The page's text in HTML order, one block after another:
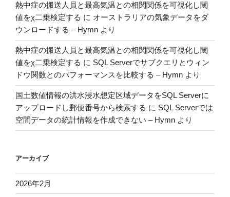
熱中症の搬送人員と最高気温との相関関係を可視化し閾
値をχ二乗検定する に オーストラリアの気象データをダ
ウンロードする – Hymn より
熱中症の搬送人員と最高気温との相関関係を可視化し閾
値をχ二乗検定する に SQL Serverでサブクエリとウィン
ドウ関数とのパフォーマンスを比較する – Hymn より
国土数値情報の洪水浸水想定区域データをSQL Serverに
アップロードし郵便番号から検索する に SQL Serverでは
空間データの統計情報を作成できない – Hymn より
アーカイブ
2026年2月